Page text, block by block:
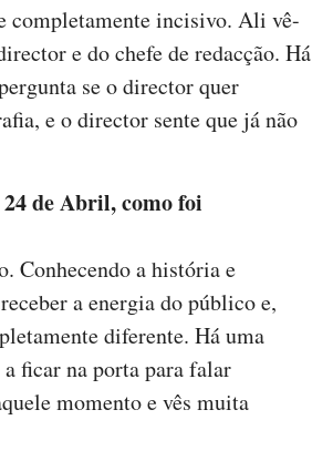
completamente incisivo. Ali vê-
e do chefe de redacção. Há
se o director quer
e o director sente que já não
de Abril, como foi
Conhecendo a história e
a energia do público e,
diferente. Há uma
ficar na porta para falar
momento e vês muita